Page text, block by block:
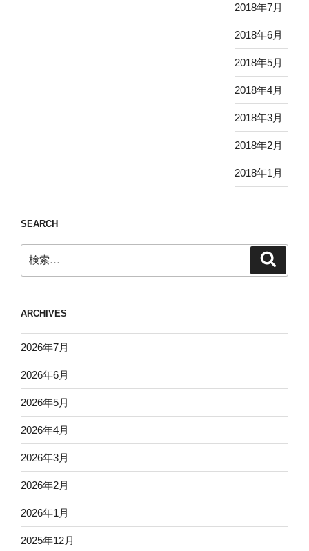
2018年7月
2018年6月
2018年5月
2018年4月
2018年3月
2018年2月
2018年1月
SEARCH
索:
ARCHIVES
2026年7月
2026年6月
2026年5月
2026年4月
2026年3月
2026年2月
2026年1月
2025年12月